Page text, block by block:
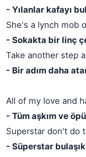
- Yılanlar kafayı
She's a lynch mob
- Sokakta bir linç
Take another step
- Bir adım daha
All of my love and
- Tüm aşkım ve
Superstar don't do
- Süperstar